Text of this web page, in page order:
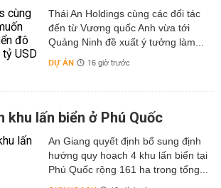
Thái An Holdings cùng các đối tác
đến từ Vương quốc Anh vừa tới
Quảng Ninh đề xuất ý tưởng làm...
DỰ ÁN 16 giờ trước
khu lấn biển ở Phú Quốc
An Giang quyết định bổ sung định
hướng quy hoạch 4 khu lấn biển tại
Phú Quốc rộng 161 ha trong tổng...